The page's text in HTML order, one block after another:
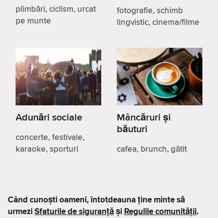
plimbări, ciclism, urcat
pe munte
fotografie, schimb
lingvistic, cinema/filme
Adunări sociale
concerte, festivale,
karaoke, sporturi
Mâncăruri și
băuturi
cafea, brunch, gătit
Când cunoști oameni, întotdeauna ține minte să
urmeziSfaturile de siguranțăși Regulile comunității.